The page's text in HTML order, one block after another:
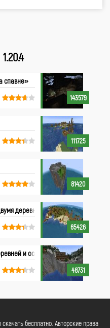
143579
спавне»
111725
81420
65426
деревнями»
48731
и особняком»
бесплатно. Авторские права